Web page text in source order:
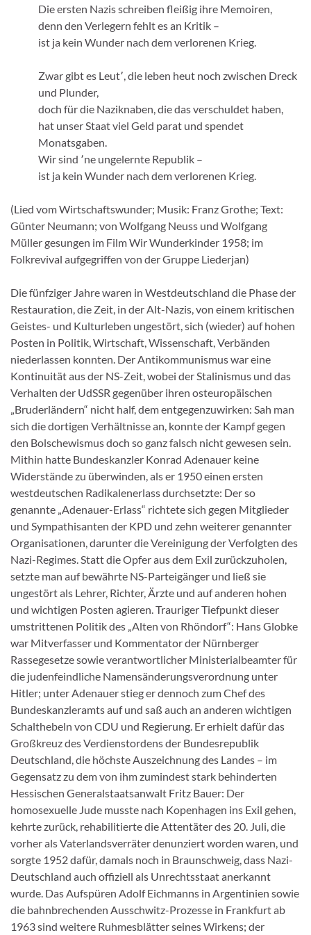
Die ersten Nazis schreiben fleißig ihre Memoiren,
denn den Verlegern fehlt es an Kritik –
ist ja kein Wunder nach dem verlorenen Krieg.
Zwar gibt es Leut՚, die leben heut noch zwischen Dreck
und Plunder,
doch für die Naziknaben, die das verschuldet haben,
hat unser Staat viel Geld parat und spendet
Monatsgaben.
Wir sind ՚ne ungelernte Republik –
ist ja kein Wunder nach dem verlorenen Krieg.
(Lied vom Wirtschaftswunder; Musik: Franz Grothe; Text:
Günter Neumann; von Wolfgang Neuss und Wolfgang
Müller gesungen im Film Wir Wunderkinder 1958; im
Folkrevival aufgegriffen von der Gruppe Liederjan)
Die fünfziger Jahre waren in Westdeutschland die Phase der
Restauration, die Zeit, in der Alt-Nazis, von einem kritischen
Geistes- und Kulturleben ungestört, sich (wieder) auf hohen
Posten in Politik, Wirtschaft, Wissenschaft, Verbänden
niederlassen konnten. Der Antikommunismus war eine
Kontinuität aus der NS-Zeit, wobei der Stalinismus und das
Verhalten der UdSSR gegenüber ihren osteuropäischen
„Bruderländern“ nicht half, dem entgegenzuwirken: Sah man
sich die dortigen Verhältnisse an, konnte der Kampf gegen
den Bolschewismus doch so ganz falsch nicht gewesen sein.
Mithin hatte Bundeskanzler Konrad Adenauer keine
Widerstände zu überwinden, als er 1950 einen ersten
westdeutschen Radikalenerlass durchsetzte: Der so
genannte „Adenauer-Erlass“ richtete sich gegen Mitglieder
und Sympathisanten der KPD und zehn weiterer genannter
Organisationen, darunter die Vereinigung der Verfolgten des
Nazi-Regimes. Statt die Opfer aus dem Exil zurückzuholen,
setzte man auf bewährte NS-Parteigänger und ließ sie
ungestört als Lehrer, Richter, Ärzte und auf anderen hohen
und wichtigen Posten agieren. Trauriger Tiefpunkt dieser
umstrittenen Politik des „Alten von Rhöndorf“: Hans Globke
war Mitverfasser und Kommentator der Nürnberger
Rassegesetze sowie verantwortlicher Ministerialbeamter für
die judenfeindliche Namensänderungsverordnung unter
Hitler; unter Adenauer stieg er dennoch zum Chef des
Bundeskanzleramts auf und saß auch an anderen wichtigen
Schalthebeln von CDU und Regierung. Er erhielt dafür das
Großkreuz des Verdienstordens der Bundesrepublik
Deutschland, die höchste Auszeichnung des Landes – im
Gegensatz zu dem von ihm zumindest stark behinderten
Hessischen Generalstaatsanwalt Fritz Bauer: Der
homosexuelle Jude musste nach Kopenhagen ins Exil gehen,
kehrte zurück, rehabilitierte die Attentäter des 20. Juli, die
vorher als Vaterlandsverräter denunziert worden waren, und
sorgte 1952 dafür, damals noch in Braunschweig, dass Nazi-
Deutschland auch offiziell als Unrechtsstaat anerkannt
wurde. Das Aufspüren Adolf Eichmanns in Argentinien sowie
die bahnbrechenden Ausschwitz-Prozesse in Frankfurt ab
1963 sind weitere Ruhmesblätter seines Wirkens; der